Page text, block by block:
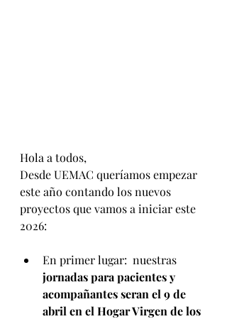
Hola a todos,
Desde UEMAC queríamos empezar
este año contando los nuevos
proyectos que vamos a iniciar este
2026:
En primer lugar:  nuestras
jornadas para pacientes y
acompañantes seran el 9 de
abril en el Hogar Virgen de los